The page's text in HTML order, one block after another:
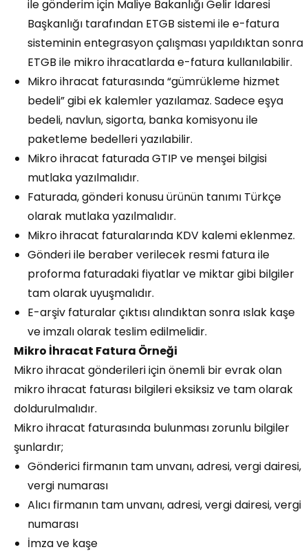
ile gönderim için Maliye Bakanlığı Gelir İdaresi
Başkanlığı tarafından ETGB sistemi ile e-fatura
sisteminin entegrasyon çalışması yapıldıktan sonra
ETGB ile mikro ihracatlarda e-fatura kullanılabilir.
Mikro ihracat faturasında “gümrükleme hizmet
bedeli” gibi ek kalemler yazılamaz. Sadece eşya
bedeli, navlun, sigorta, banka komisyonu ile
paketleme bedelleri yazılabilir.
Mikro ihracat faturada GTIP ve menşei bilgisi
mutlaka yazılmalıdır.
Faturada, gönderi konusu ürünün tanımı Türkçe
olarak mutlaka yazılmalıdır.
Mikro ihracat faturalarında KDV kalemi eklenmez.
Gönderi ile beraber verilecek resmi fatura ile
proforma faturadaki fiyatlar ve miktar gibi bilgiler
tam olarak uyuşmalıdır.
E-arşiv faturalar çıktısı alındıktan sonra ıslak kaşe
ve imzalı olarak teslim edilmelidir.
Mikro İhracat Fatura Örneği
Mikro ihracat gönderileri için önemli bir evrak olan
mikro ihracat faturası bilgileri eksiksiz ve tam olarak
doldurulmalıdır.
Mikro ihracat faturasında bulunması zorunlu bilgiler
şunlardır;
Gönderici firmanın tam unvanı, adresi, vergi dairesi,
vergi numarası
Alıcı firmanın tam unvanı, adresi, vergi dairesi, vergi
numarası
İmza ve kaşe